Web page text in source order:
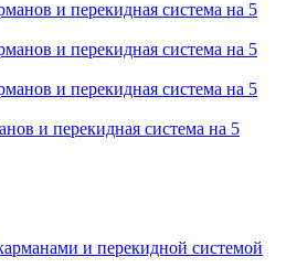
и перекидная система на 5